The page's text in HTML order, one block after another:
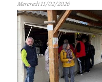
Mercredi 11/02/2026